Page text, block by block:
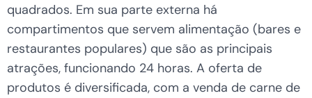
quadrados. Em sua parte externa há
compartimentos que servem alimentação (bares e
restaurantes populares) que são as principais
atrações, funcionando 24 horas. A oferta de
produtos é diversificada, com a venda de carne de